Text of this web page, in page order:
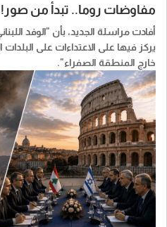
مفاوضات روما.. تبدأ من صور!
أفادت مراسلة الجديد، بأن "الوفد
يركز فيها على الاعتداءات على
خارج المنطقة الصفراء".
وأعلنت مراسلة الجديد: أحد اعضاء
الاولى كان قد تابع الاعتداءات لحظة
استهداف بلدة برج الشمالي في صور".